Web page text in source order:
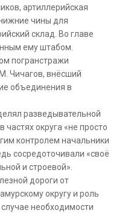
артиллерийская
чины для
склад. Во главе
ему штабом.
погранстражи
Чичагов, внёсший
объединения в
разведывательной
округа «не просто
контролем начальники
сосредоточивали «своё
и строевой».
дороги от
округу и роль
необходимости